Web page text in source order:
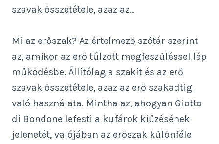
szavak összetétele, azaz az…
Mi az erőszak? Az értelmező szótár szerint
az, amikor az erő túlzott megfeszüléssel lép
működésbe. Állítólag a szakít és az erő
szavak összetétele, azaz az erő szakadtig
való használata. Mintha az, ahogyan Giotto
di Bondone lefesti a kufárok kiűzésének
jelenetét, valójában az erőszak különféle